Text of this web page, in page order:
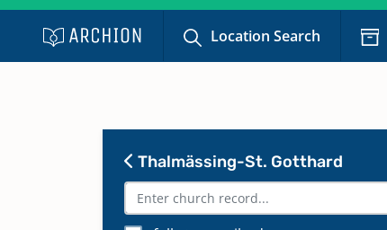
Location Search
Thalmässing-St. Gotthard
Keine verfügbaren Digitalisate
Taufen 1964 - 1978
Keine verfügbaren Digitalisate